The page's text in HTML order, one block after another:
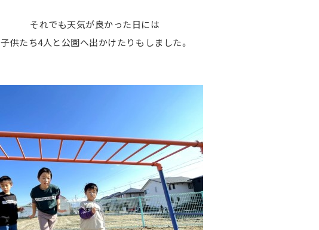
それでも天気が良かった日には
子供たち4人と公園へ出かけたりもしました。